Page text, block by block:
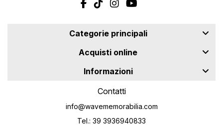
Categorie principali
Acquisti online
Informazioni
Contatti
info@wavememorabilia.com
Tel.: 39 3936940833